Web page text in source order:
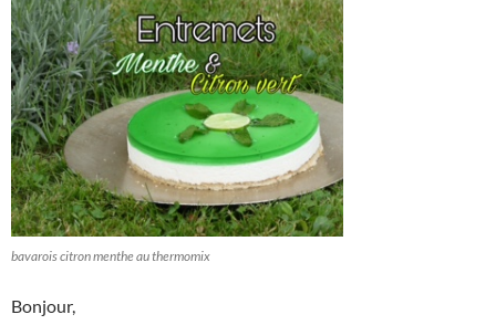
bavarois citron menthe au thermomix
Bonjour,